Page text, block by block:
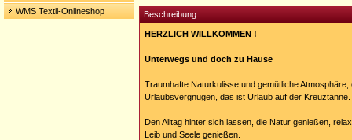
WMS Textil-Onlineshop
Beschreibung
HERZLICH WILLKOMMEN !
Unterwegs und doch zu Hause
Traumhafte Naturkulisse und gemütliche Atmosphäre,
Urlaubsvergnügen, das ist Urlaub auf der Kreuztanne.
Den Alltag hinter sich lassen, die Natur genießen,
Leib und Seele genießen.